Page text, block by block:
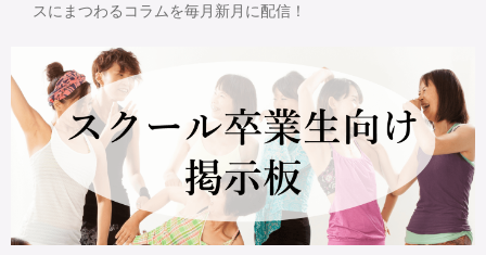
スにまつわるコラムを毎月新月に配信！